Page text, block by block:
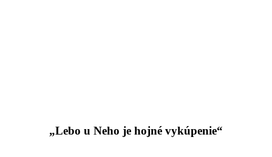
„Lebo u Neho je hojné vykúpenie“